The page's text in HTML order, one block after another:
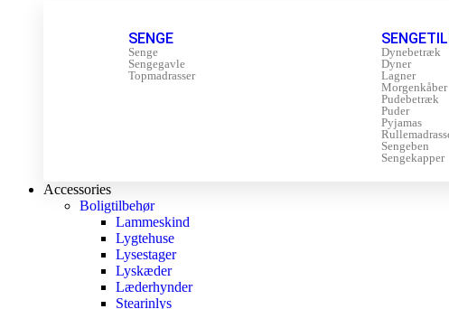
SENGE
Senge
Sengegavle
Topmadrasser
Dynebetræk
Dyner
Lagner
Morgenkåber
Pudebetræk
Puder
Pyjamas
Sengeben
Sengekapper
Accessories
Boligtilbehør
Lammeskind
Lygtehuse
Lysestager
Lyskæder
Læderhynder
Stearinlys